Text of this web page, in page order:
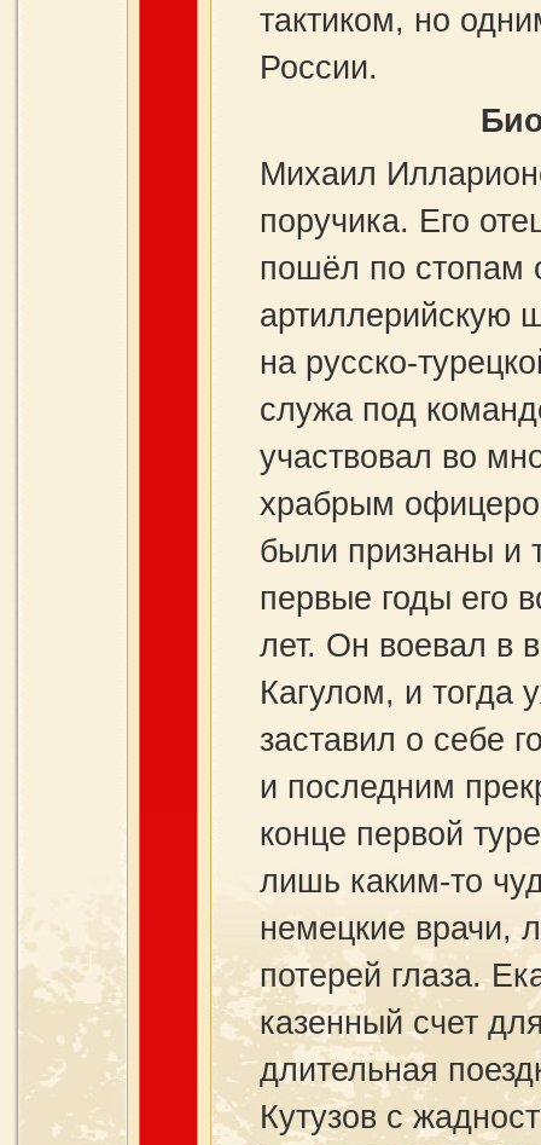
тактиком, но
России.
Михаил
поручика. Его
пошёл по стопам
артиллерийскую
на русско-
служа под
участвовал во
храбрым
были признаны и
первые годы его
лет. Он воевал в
Кагулом, и тогда
заставил о себе
и последним
конце первой
лишь каким-то
немецкие врачи,
потерей глаза.
казенный счет
длительная
Кутузов с